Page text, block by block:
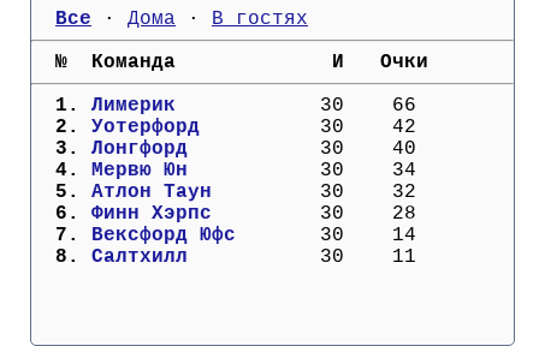
Кубок Европы (отбор)
Лига Наций
Все · Дома ·
В гостях
  №  Команда             И   Очки
  1.
Лимерик
  30    66
  2.
Уотерфорд
  30    42
  3.
Лонгфорд
  30    40
  4.
Мервю Юн
  30    34
  5.
Атлон Таун
  30    32
  6.
Финн Хэрпс
  30    28
  7.
Вексфорд Юфс
  30    14
  8.
Салтхилл
  30    11